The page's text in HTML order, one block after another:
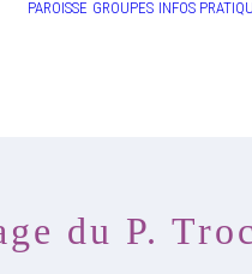
PAROISSE GROUPES INFOS
du P.